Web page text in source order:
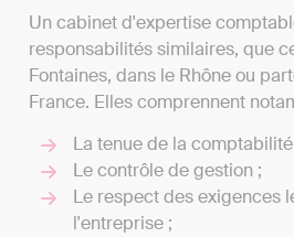
Un cabinet d'expertise
responsabilités similaires, que
Fontaines, dans le Rhône ou
France. Elles comprennent
La tenue de la
Le contrôle de gestion ;
Le respect des exigences
l'entreprise ;